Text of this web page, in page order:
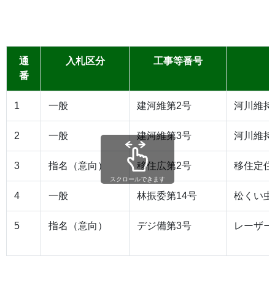
通
番
入札区分 工事等番号
1 一般 建河維第2号 河川維
2 一般 建河維第3号 河川維
3 指名（意向） 移住広第2号 移住定
4 一般 林振委第14号 松くい
5 指名（意向） デジ備第3号 レーザ
スクロールできます